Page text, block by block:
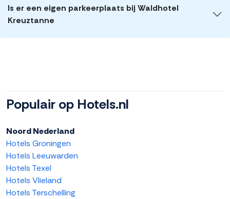
Is er een eigen parkeerplaats bij Waldhotel
Kreuztanne
Populair op Hotels.nl
Noord Nederland
Hotels Groningen
Hotels Leeuwarden
Hotels Texel
Hotels Vlieland
Hotels Terschelling